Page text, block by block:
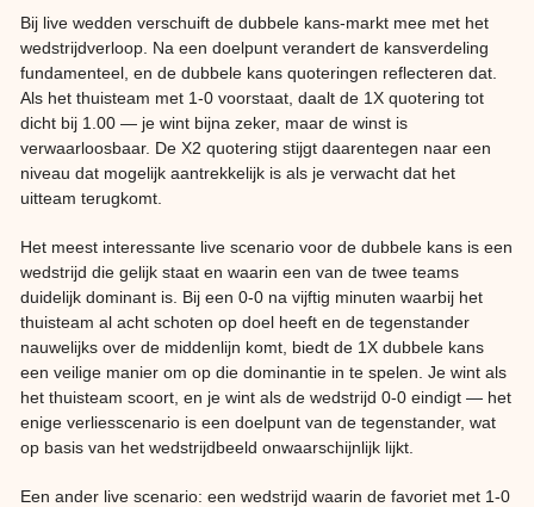
Bij live wedden verschuift de dubbele kans-markt mee met het
wedstrijdverloop. Na een doelpunt verandert de kansverdeling
fundamenteel, en de dubbele kans quoteringen reflecteren dat.
Als het thuisteam met 1-0 voorstaat, daalt de 1X quotering tot
dicht bij 1.00 — je wint bijna zeker, maar de winst is
verwaarloosbaar. De X2 quotering stijgt daarentegen naar een
niveau dat mogelijk aantrekkelijk is als je verwacht dat het
uitteam terugkomt.
Het meest interessante live scenario voor de dubbele kans is een
wedstrijd die gelijk staat en waarin een van de twee teams
duidelijk dominant is. Bij een 0-0 na vijftig minuten waarbij het
thuisteam al acht schoten op doel heeft en de tegenstander
nauwelijks over de middenlijn komt, biedt de 1X dubbele kans
een veilige manier om op die dominantie in te spelen. Je wint als
het thuisteam scoort, en je wint als de wedstrijd 0-0 eindigt — het
enige verliesscenario is een doelpunt van de tegenstander, wat
op basis van het wedstrijdbeeld onwaarschijnlijk lijkt.
Een ander live scenario: een wedstrijd waarin de favoriet met 1-0